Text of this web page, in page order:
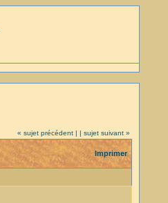
« sujet précédent | | sujet suivant »
Imprimer